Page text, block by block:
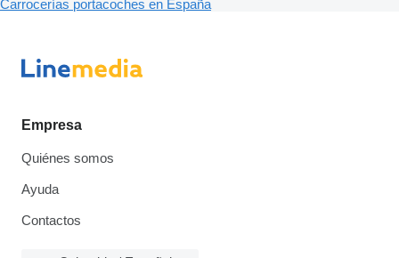
Carrocerías portacoches en España
Empresa
Quiénes somos
Ayuda
Contactos